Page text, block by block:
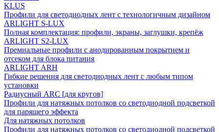
KLUS
Профили для светодиодных лент с технологичным дизайном
ARLIGHT S-LUX
Полная комплектация: профили, экраны, заглушки, крепёж
ARLIGHT S2-LUX
Премиальные профили с анодированным покрытием и
отсеком для блока питания
ARLIGHT ARH
Гибкие решения для светодиодных лент с любым типом
установки
Радиусный ARC [для кругов]
Профили для натяжных потолков со светодиодной подсветкой
для парящего эффекта
Для натяжных потолков
Профили для натяжных потолков со светодиодной подсветкой